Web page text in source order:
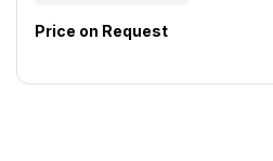
Price on Request